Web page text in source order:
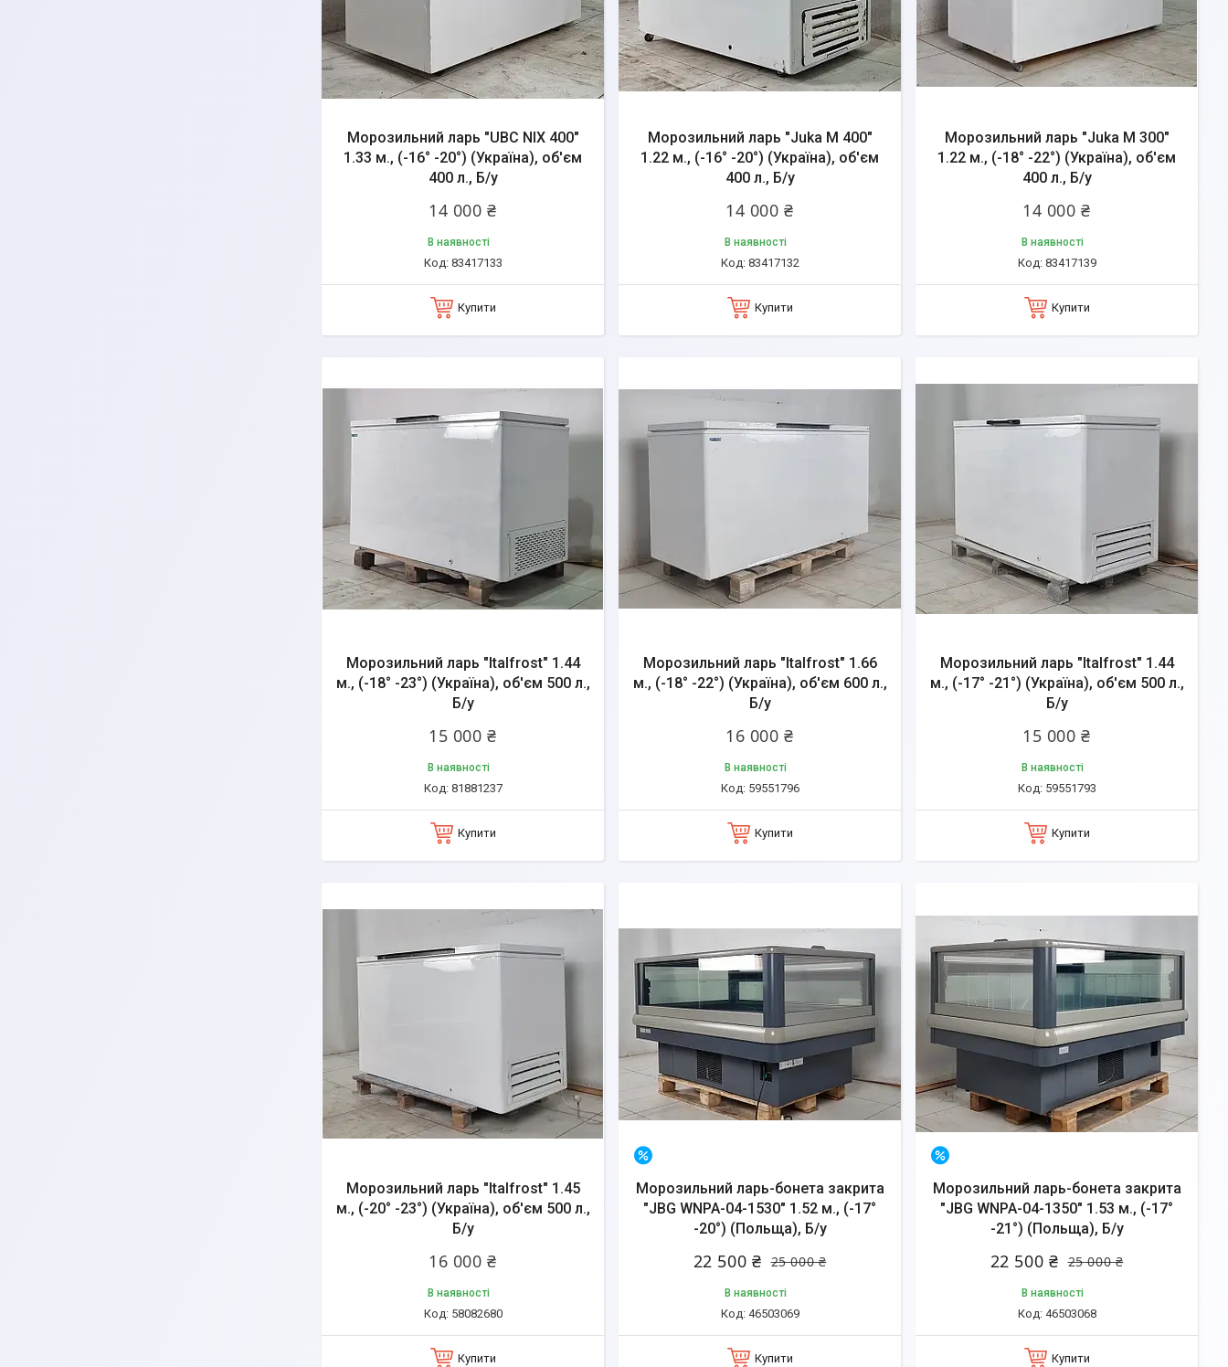
Морозильний ларь "UBC NIX 400"
1.33 м., (-16° -20°) (Україна), об'єм
400 л., Б/у
14 000 ₴
В наявності
83417133
Купити
Морозильний ларь "Juka M 400"
1.22 м., (-16° -20°) (Україна), об'єм
400 л., Б/у
14 000 ₴
В наявності
83417132
Купити
Морозильний ларь "Juka M 300"
1.22 м., (-18° -22°) (Україна), об'єм
400 л., Б/у
14 000 ₴
В наявності
83417139
Купити
Морозильний ларь "Italfrost" 1.44
м., (-18° -23°) (Україна), об'єм 500 л.,
Б/у
15 000 ₴
В наявності
81881237
Купити
Морозильний ларь "Italfrost" 1.66
м., (-18° -22°) (Україна), об'єм 600 л.,
Б/у
16 000 ₴
В наявності
59551796
Купити
Морозильний ларь "Italfrost" 1.44
м., (-17° -21°) (Україна), об'єм 500 л.,
Б/у
15 000 ₴
В наявності
59551793
Купити
Морозильний ларь "Italfrost" 1.45
м., (-20° -23°) (Україна), об'єм 500 л.,
Б/у
16 000 ₴
В наявності
58082680
Купити
Морозильний ларь-бонета закрита
"JBG WNPA-04-1530" 1.52 м., (-17°
-20°) (Польща), Б/у
25 000 ₴
22 500 ₴
В наявності
46503069
Купити
Морозильний ларь-бонета закрита
"JBG WNPA-04-1350" 1.53 м., (-17°
-21°) (Польща), Б/у
25 000 ₴
22 500 ₴
В наявності
46503068
Купити